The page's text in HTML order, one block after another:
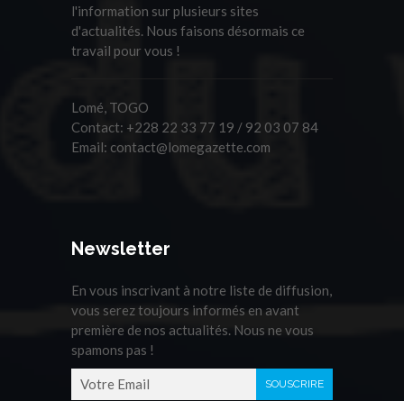
l'information sur plusieurs sites
d'actualités. Nous faisons désormais ce
travail pour vous !
Lomé, TOGO
Contact: +228 22 33 77 19 / 92 03 07 84
Email: contact@lomegazette.com
Newsletter
En vous inscrivant à notre liste de diffusion,
vous serez toujours informés en avant
première de nos actualités. Nous ne vous
spamons pas !